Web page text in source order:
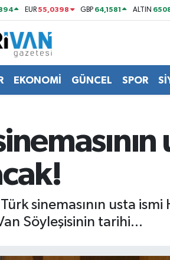
EUR55,0398 GBP 64,1581 ALTIN
EKONOMİ GÜNCEL SPOR
sinemasının usta
Söyleşisinin tarihi...